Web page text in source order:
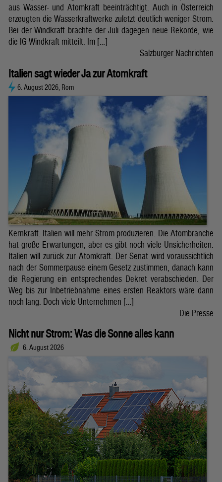
aus Wasser- und Atomkraft beeinträchtigt. Auch in Österreich
erzeugten die Wasserkraftwerke zuletzt deutlich weniger Strom.
Bei der Windkraft brachte der Juli dagegen neue Rekorde, wie
die IG Windkraft mitteilt. Im […]
Salzburger Nachrichten
Italien sagt wieder Ja zur Atomkraft
6. August 2026, Rom
Kernkraft. Italien will mehr Strom produzieren. Die Atombranche
hat große Erwartungen, aber es gibt noch viele Unsicherheiten.
Italien will zurück zur Atomkraft. Der Senat wird voraussichtlich
nach der Sommerpause einem Gesetz zustimmen, danach kann
die Regierung ein entsprechendes Dekret verabschieden. Der
Weg bis zur Inbetriebnahme eines ersten Reaktors wäre dann
noch lang. Doch viele Unternehmen […]
Die Presse
Nicht nur Strom: Was die Sonne alles kann
6. August 2026